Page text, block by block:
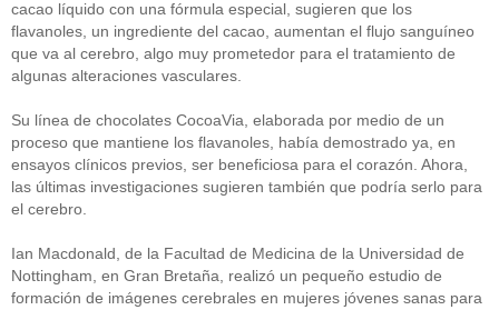
cacao líquido con una fórmula especial, sugieren que los
flavanoles, un ingrediente del cacao, aumentan el flujo sanguíneo
que va al cerebro, algo muy prometedor para el tratamiento de
algunas alteraciones vasculares.
Su línea de chocolates CocoaVia, elaborada por medio de un
proceso que mantiene los flavanoles, había demostrado ya, en
ensayos clínicos previos, ser beneficiosa para el corazón. Ahora,
las últimas investigaciones sugieren también que podría serlo para
el cerebro.
Ian Macdonald, de la Facultad de Medicina de la Universidad de
Nottingham, en Gran Bretaña, realizó un pequeño estudio de
formación de imágenes cerebrales en mujeres jóvenes sanas para